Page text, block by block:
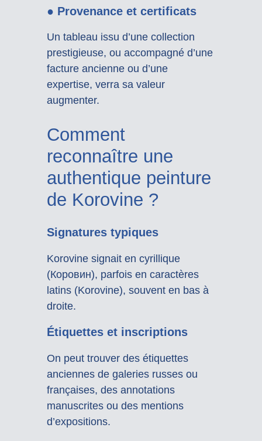
● Provenance et certificats
Un tableau issu d’une collection
prestigieuse, ou accompagné d’une
facture ancienne ou d’une
expertise, verra sa valeur
augmenter.
Comment
reconnaître une
authentique peinture
de Korovine ?
Signatures typiques
Korovine signait en cyrillique
(Коровин), parfois en caractères
latins (Korovine), souvent en bas à
droite.
Étiquettes et inscriptions
On peut trouver des étiquettes
anciennes de galeries russes ou
françaises, des annotations
manuscrites ou des mentions
d’expositions.